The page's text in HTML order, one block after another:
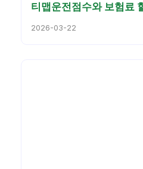
티맵운전점수와 보험료
2026-03-22